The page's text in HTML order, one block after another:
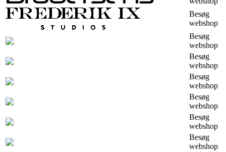
Besøg
webshop
Besøg
webshop
Besøg
webshop
Besøg
webshop
Besøg
webshop
Besøg
webshop
Besøg
webshop